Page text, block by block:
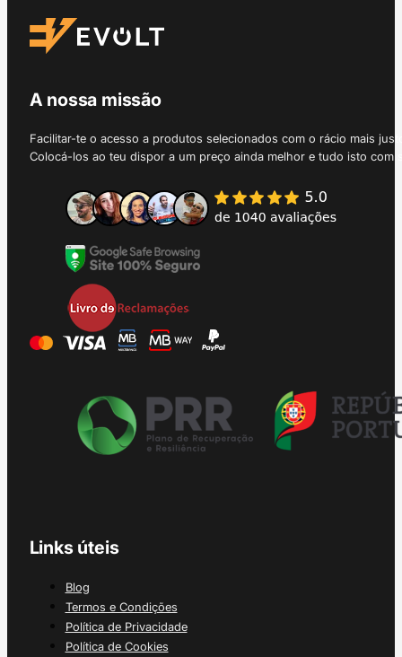
A nossa missão
Facilitar-te o acesso a produtos selecionados com o rácio mais
Colocá-los ao teu dispor a um preço ainda melhor e tudo isto
Links úteis
Blog
Termos e Condições
Política de Privacidade
Política de Cookies